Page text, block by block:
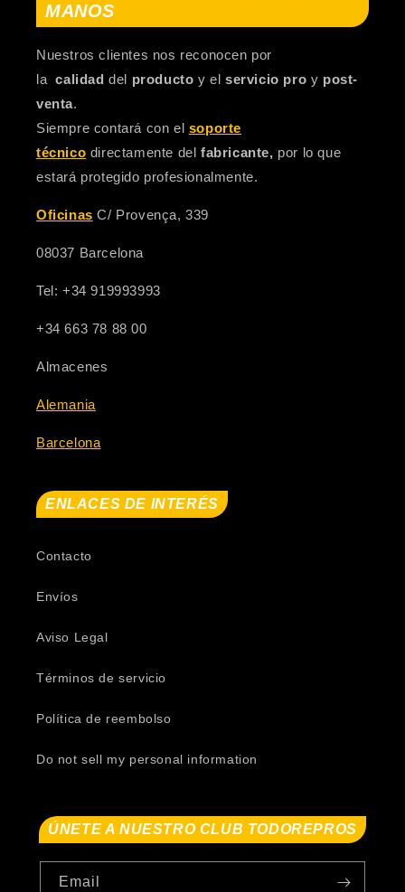
MANOS
Nuestros clientes nos reconocen por
lacalidad del producto y elservicio pro y post-
venta.
Siempre contará con el soporte
técnico directamente delfabricante, por lo que
estará protegido profesionalmente.
Oficinas C/ Provença, 339
08037 Barcelona
Tel: +34 919993993
+34 663 78 88 00
Almacenes
Alemania
Barcelona
ENLACES DE INTERÉS
Contacto
Envíos
Aviso Legal
Términos de servicio
Política de reembolso
Do not sell my personal information
ÚNETE A NUESTRO CLUB TODOREPROS
Email